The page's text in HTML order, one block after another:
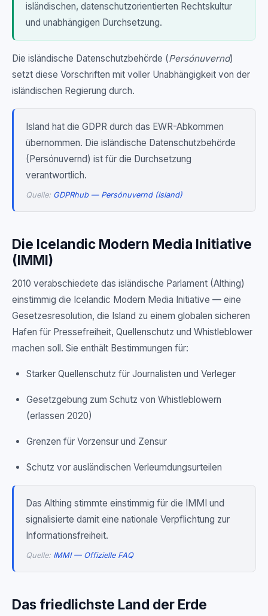
isländischen, datenschutzorientierten Rechtskultur
und unabhängigen Durchsetzung.
Die isländische Datenschutzbehörde (Persónuvernd)
setzt diese Vorschriften mit voller Unabhängigkeit von der
isländischen Regierung durch.
Island hat die GDPR durch das EWR-Abkommen
übernommen. Die isländische Datenschutzbehörde
(Persónuvernd) ist für die Durchsetzung
verantwortlich.
Quelle: GDPRhub — Persónuvernd (Island)
Die Icelandic Modern Media Initiative
(IMMI)
2010 verabschiedete das isländische Parlament (Althing)
einstimmig die Icelandic Modern Media Initiative — eine
Gesetzesresolution, die Island zu einem globalen sicheren
Hafen für Pressefreiheit, Quellenschutz und Whistleblower
machen soll. Sie enthält Bestimmungen für:
Starker Quellenschutz für Journalisten und Verleger
Gesetzgebung zum Schutz von Whistleblowern
(erlassen 2020)
Grenzen für Vorzensur und Zensur
Schutz vor ausländischen Verleumdungsurteilen
Das Althing stimmte einstimmig für die IMMI und
signalisierte damit eine nationale Verpflichtung zur
Informationsfreiheit.
Quelle: IMMI — Offizielle FAQ
Das friedlichste Land der Erde